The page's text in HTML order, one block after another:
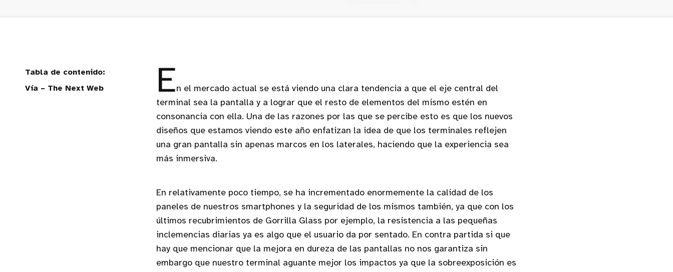
Vía – The Next Web En el mercado actual se está viendo una clara tendencia a que el eje central del
terminal sea la pantalla y a lograr que el resto de elementos del mismo estén en
consonancia con ella. Una de las razones por las que se percibe esto es que los nuevos
diseños que estamos viendo este año enfatizan la idea de que los terminales reflejen
una gran pantalla sin apenas marcos en los laterales, haciendo que la experiencia sea
más inmersiva.
En relativamente poco tiempo, se ha incrementado enormemente la calidad de los
paneles de nuestros smartphones y la seguridad de los mismos también, ya que con los
últimos recubrimientos de Gorrilla Glass por ejemplo, la resistencia a las pequeñas
inclemencias diarias ya es algo que el usuario da por sentado. En contra partida si que
hay que mencionar que la mejora en dureza de las pantallas no nos garantiza sin
embargo que nuestro terminal aguante mejor los impactos ya que la sobreexposición es